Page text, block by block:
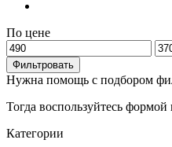
По цене
Минимальная
цена
Фильтровать
Нужна помощь с подбором
Тогда воспользуйтесь
Категории